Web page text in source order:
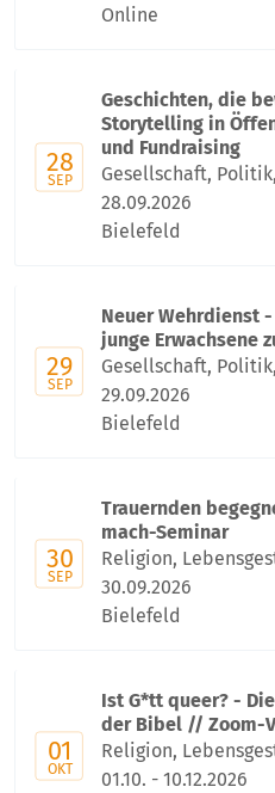
Online
28
SEP
Geschichten, die
Storytelling in
und Fundraising
Gesellschaft,
28.09.2026
Bielefeld
29
SEP
Neuer Wehrdienst
junge Erwachsene
Gesellschaft,
29.09.2026
Bielefeld
30
SEP
Trauernden
mach-Seminar
Religion,
30.09.2026
Bielefeld
01
OKT
Ist G*tt queer? -
der Bibel // Zoom-
Religion,
01.10. - 10.12.2026